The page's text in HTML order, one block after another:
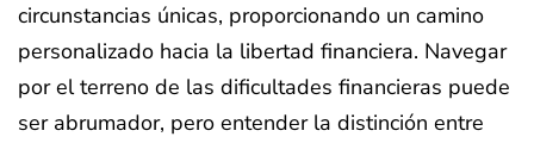
circunstancias únicas, proporcionando un camino
personalizado hacia la libertad financiera. Navegar
por el terreno de las dificultades financieras puede
ser abrumador, pero entender la distinción entre